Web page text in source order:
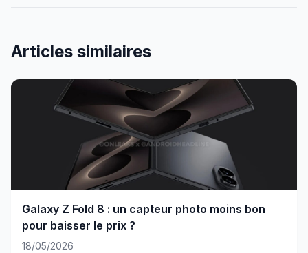
Articles similaires
Galaxy Z Fold 8 : un capteur photo moins bon
pour baisser le prix ?
18/05/2026